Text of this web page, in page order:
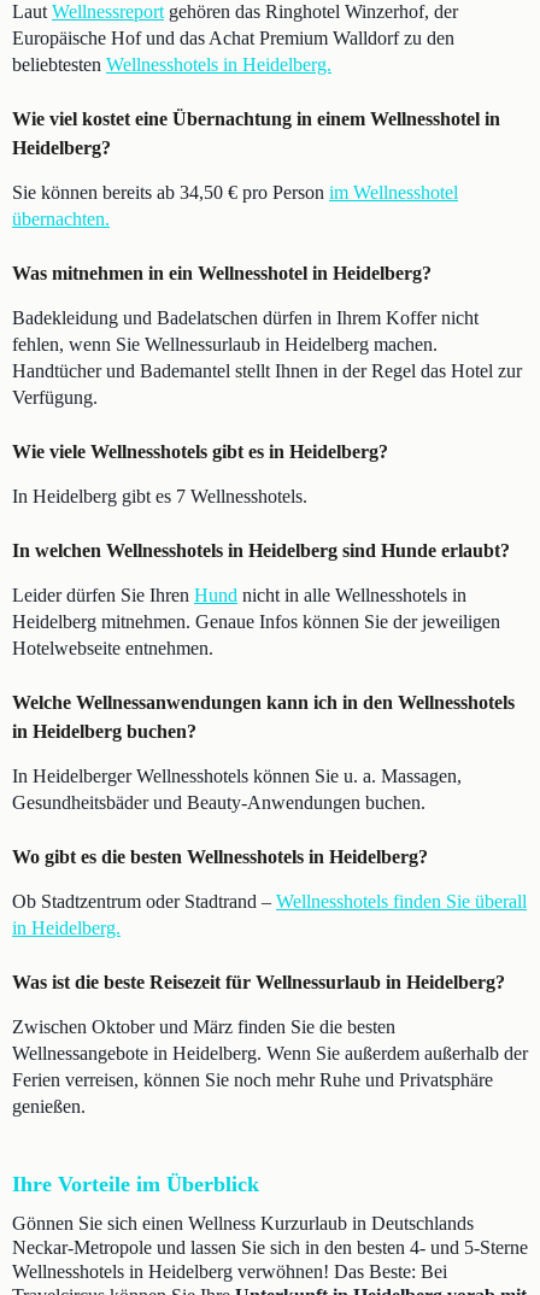
Laut Wellnessreport gehören das Ringhotel Winzerhof, der
Europäische Hof und das Achat Premium Walldorf zu den
beliebtesten Wellnesshotels in Heidelberg.
Wie viel kostet eine Übernachtung in einem Wellnesshotel in
Heidelberg?
Sie können bereits ab 34,50 € pro Person im Wellnesshotel
übernachten.
Was mitnehmen in ein Wellnesshotel in Heidelberg?
Badekleidung und Badelatschen dürfen in Ihrem Koffer nicht
fehlen, wenn Sie Wellnessurlaub in Heidelberg machen.
Handtücher und Bademantel stellt Ihnen in der Regel das Hotel zur
Verfügung.
Wie viele Wellnesshotels gibt es in Heidelberg?
In Heidelberg gibt es 7 Wellnesshotels.
In welchen Wellnesshotels in Heidelberg sind Hunde erlaubt?
Leider dürfen Sie Ihren Hund nicht in alle Wellnesshotels in
Heidelberg mitnehmen. Genaue Infos können Sie der jeweiligen
Hotelwebseite entnehmen.
Welche Wellnessanwendungen kann ich in den Wellnesshotels
in Heidelberg buchen?
In Heidelberger Wellnesshotels können Sie u. a. Massagen,
Gesundheitsbäder und Beauty-Anwendungen buchen.
Wo gibt es die besten Wellnesshotels in Heidelberg?
Ob Stadtzentrum oder Stadtrand – Wellnesshotels finden Sie überall
in Heidelberg.
Was ist die beste Reisezeit für Wellnessurlaub in Heidelberg?
Zwischen Oktober und März finden Sie die besten
Wellnessangebote in Heidelberg. Wenn Sie außerdem außerhalb der
Ferien verreisen, können Sie noch mehr Ruhe und Privatsphäre
genießen.
Ihre Vorteile im Überblick
Gönnen Sie sich einen Wellness Kurzurlaub in Deutschlands
Neckar-Metropole und lassen Sie sich in den besten 4- und 5-Sterne
Wellnesshotels in Heidelberg verwöhnen! Das Beste: Bei